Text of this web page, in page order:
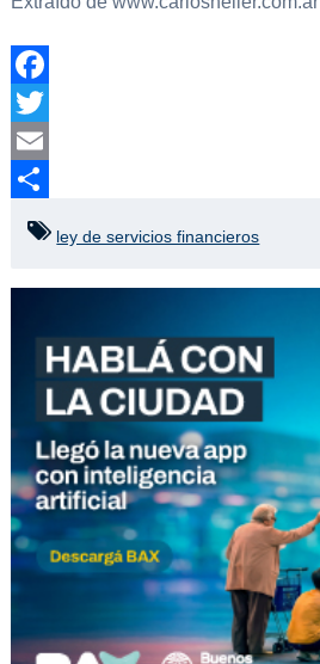
Facebook
Twitter
Email
Compartir
ley de servicios financieros